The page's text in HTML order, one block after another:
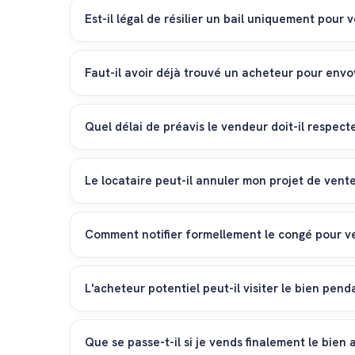
Est-il légal de résilier un bail uniquement pour
Oui. La jurisprudence du Tribunal fédéral confirme
aux règles de la bonne foi, conformément à
Faut-il avoir déjà trouvé un acheteur pour
Non, le vendeur n'a pas besoin de prouver qu'il a
en ayant signé un mandat de courtage avec une
Quel délai de préavis le vendeur doit-il
Le vendeur est tenu de respecter les délais
l'échéance convenue, ou à défaut, pour les termes
Le locataire peut-il annuler mon projet de
Non, le locataire ne peut pas s'opposer à la vente
ce qui retardera la remise du bien vide au futur
Comment notifier formellement le congé pour
La résiliation doit obligatoirement être notifiée au
séparé doit être envoyé à chaque époux par
L'acheteur potentiel peut-il visiter le bien
Oui, l'article 257h du CO oblige le locataire à
tenir compte raisonnablement des disponibilités du
Que se passe-t-il si je vends finalement le bien